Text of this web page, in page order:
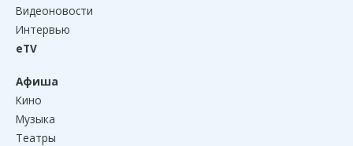
Видеоновости
Интервью
eTV
Афиша
Кино
Музыка
Театры